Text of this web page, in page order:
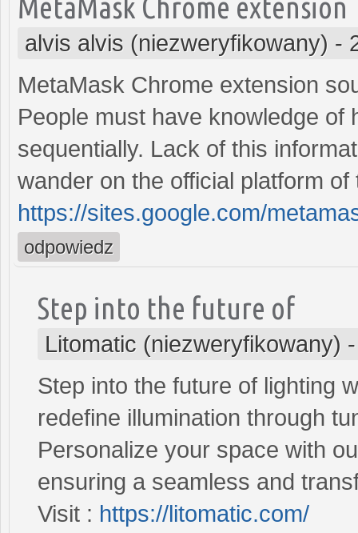
alvis alvis (niezweryfikowany) -
MetaMask Chrome extension
People must have knowledge
sequentially. Lack of this
wander on the official platform of
https://sites.google.com/
odpowiedz
Step into the future of
Litomatic (niezweryfikowany)
Step into the future of lighting
redefine illumination through
Personalize your space with
ensuring a seamless and
Visit : https://litomatic.com/